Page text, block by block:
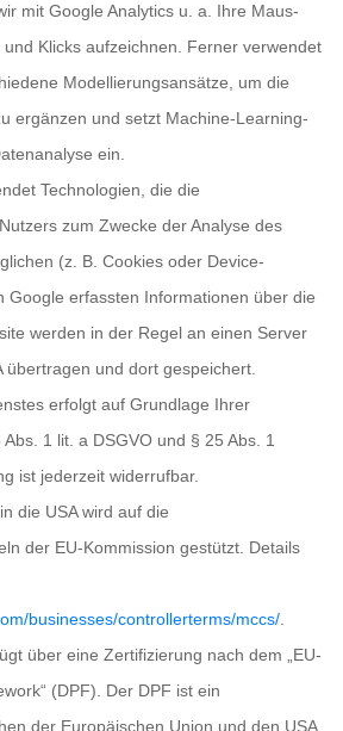
mit Google Analytics u. a. Ihre Maus-
Klicks aufzeichnen. Ferner verwendet
Modellierungsansätze, um die
ergänzen und setzt Machine-Learning-
ein.
Technologien, die die
zum Zwecke der Analyse des
(z. B. Cookies oder Device-
Google erfassten Informationen über die
werden in der Regel an einen Server
übertragen und dort gespeichert.
erfolgt auf Grundlage Ihrer
1 lit. a DSGVO und § 25 Abs. 1
ist jederzeit widerrufbar.
die USA wird auf die
der EU-Kommission gestützt. Details
businesses/controllerterms/mccs/
über eine Zertifizierung nach dem „EU-
(DPF). Der DPF ist ein
der Europäischen Union und den USA,